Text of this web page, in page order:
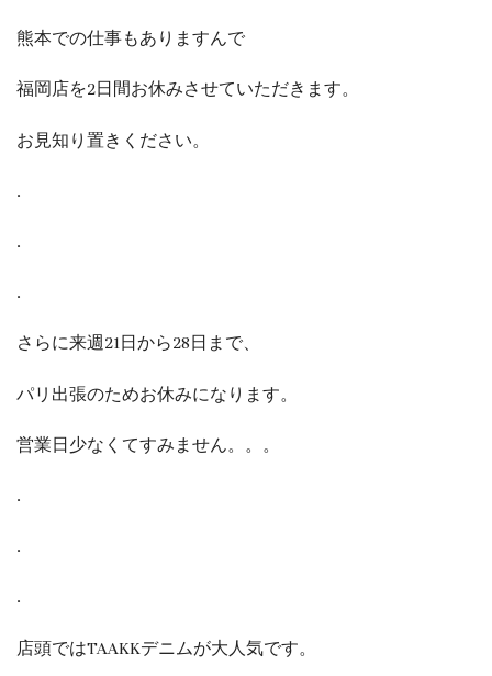
熊本での仕事もありますんで
福岡店を2日間お休みさせていただきます。
お見知り置きください。
.
.
.
さらに来週21日から28日まで、
パリ出張のためお休みになります。
営業日少なくてすみません。。。
.
.
.
店頭ではTAAKKデニムが大人気です。